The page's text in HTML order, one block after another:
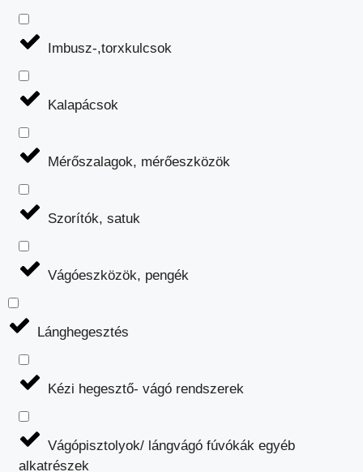
Imbusz-,torxkulcsok
Kalapácsok
Mérőszalagok, mérőeszközök
Szorítók, satuk
Vágóeszközök, pengék
Lánghegesztés
Kézi hegesztő- vágó rendszerek
Vágópisztolyok/ lángvágó fúvókák egyéb
alkatrészek